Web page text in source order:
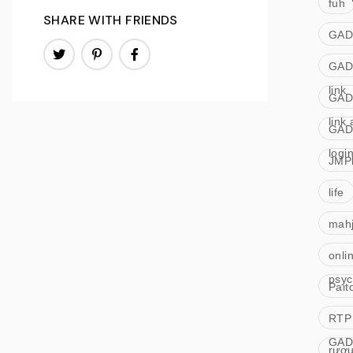
SHARE WITH FRIENDS
fun
link
link
login
life
RTP